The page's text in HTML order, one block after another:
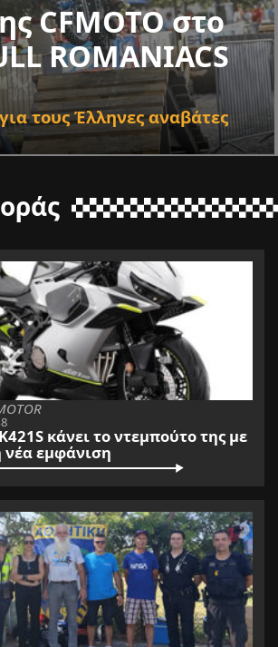
CFMOTO στο
ROMANIACS
τους Έλληνες αναβάτες
κάνει το ντεμπούτο της με
εμφάνιση